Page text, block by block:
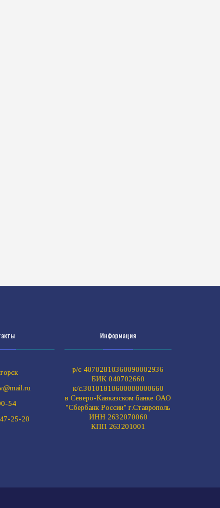
54
25-20
Информация
р/с 40702810360090002936
БИК 040702660
к/с.30101810600000000660
в Северо-Кавказском банке ОАО
"Сбербанк России" г.Ставрополь
ИНН 2632070060
КПП 263201001